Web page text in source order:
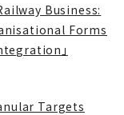
Business:
Forms
」
Targets